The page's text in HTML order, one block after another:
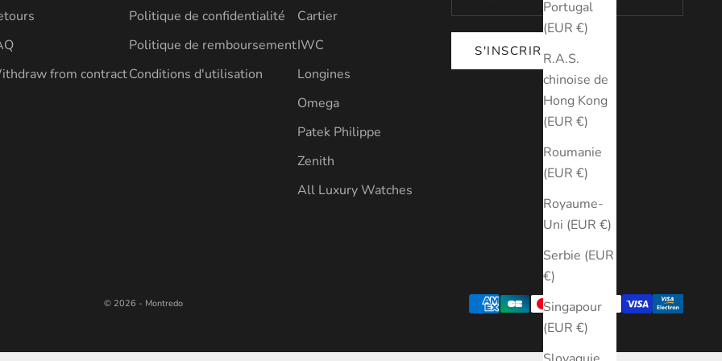
Portugal
(EUR €)
R.A.S.
chinoise de
Hong Kong
(EUR €)
Roumanie
(EUR €)
Royaume-
Uni (EUR €)
Serbie (EUR
€)
Singapour
(EUR €)
from contract
Politique de confidentialité
Politique de remboursement
Conditions d'utilisation
Cartier
IWC
Longines
Omega
Patek Philippe
Zenith
All Luxury Watches
S'INSCRIRE
© 2026 - Montredo